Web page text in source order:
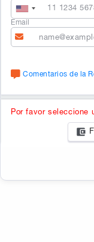
Email
Comentarios de la
Por favor seleccione